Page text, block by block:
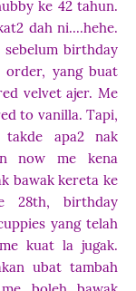
ke 42 tahun.
dah ni....hehe.
birthday
order, yang buat
velvet ajer. Me
to vanilla. Tapi,
apa2 nak
now me kena
bawak kereta ke
28th, birthday
yang telah
kuat la jugak.
ubat tambah